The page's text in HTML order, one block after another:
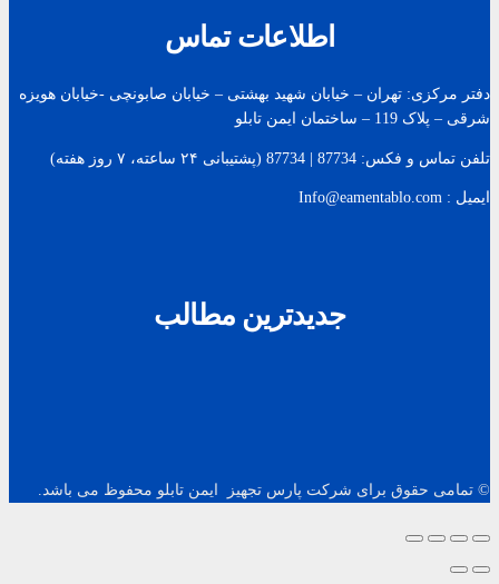
اطلاعات تماس
دفتر مرکزی: تهران – خیابان شهید بهشتی – خیابان صابونچی -خیابان هويزه
شرقی – پلاک 119 – ساختمان ایمن تابلو
تلفن تماس و فکس: 87734 | 87734 (پشتیبانی ۲۴ ساعته، ۷ روز هفته)
ایمیل : Info@eamentablo.com
جدیدترین مطالب
© تمامی حقوق برای شرکت پارس تجهیز ایمن تابلو محفوظ می باشد.